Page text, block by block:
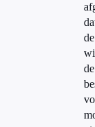
de
de